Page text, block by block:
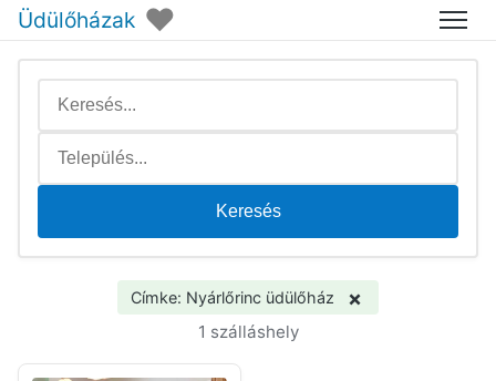
Üdülőházak ♥ Menü
Keresés
Címke: Nyárlőrinc üdülőház ×
1 szálláshely